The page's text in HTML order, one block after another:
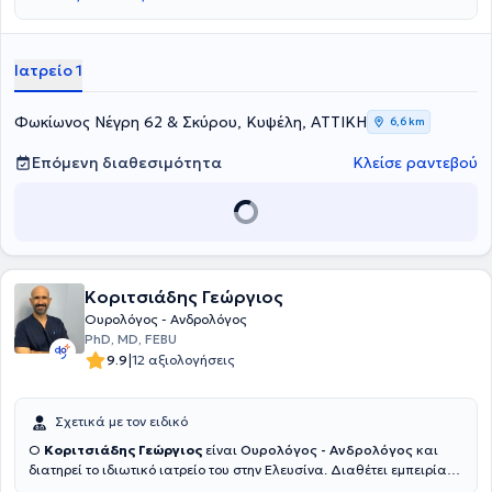
εξειδικεύεται στην Ογκολογική ουρολογία, στην Ενδοσκοπική
του ιατρείο, προσφέρει πλήθος υπηρεσιών, εξατομικευμένες για τις
ανάγκες εκάστοτε ασθενούς.
Ιατρείο 1
Φωκίωνος Νέγρη 62 & Σκύρου, Κυψέλη, ΑΤΤΙΚΗ 6,6 km
Επόμενη διαθεσιμότητα Κλείσε ραντεβού
Κοριτσιάδης Γεώργιος
Ουρολόγος - Ανδρολόγος
PhD, MD, FEBU
9.9|12 αξιολογήσεις
Σχετικά με τον ειδικό
Ο Κοριτσιάδης Γεώργιος είναι Ουρολόγος - Ανδρολόγος και
διατηρεί το ιδιωτικό ιατρείο του στην Ελευσίνα. Διαθέτει εμπειρία